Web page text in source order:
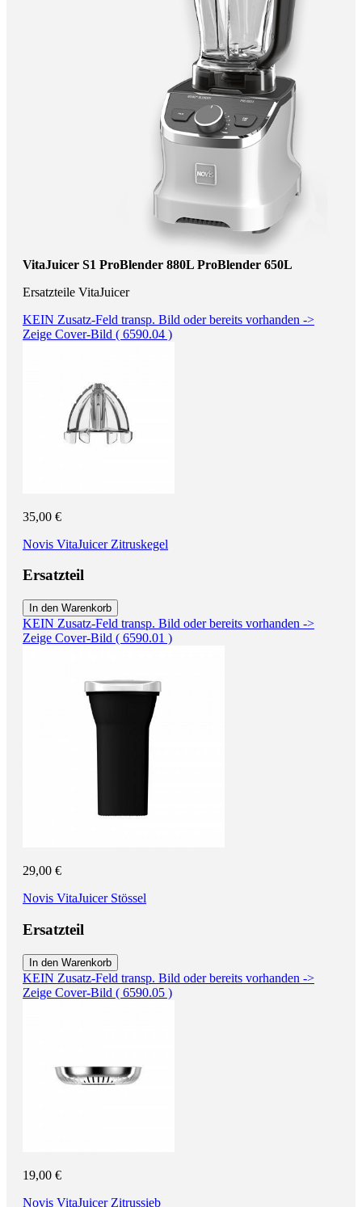
<
>
VitaJuicer S1 ProBlender 880L ProBlender 650L
Ersatzteile VitaJuicer
KEIN Zusatz-Feld transp. Bild oder bereits vorhanden ->
Zeige Cover-Bild ( 6590.04 )
35,00 €
Novis VitaJuicer Zitruskegel
Ersatzteil
In den Warenkorb
KEIN Zusatz-Feld transp. Bild oder bereits vorhanden ->
Zeige Cover-Bild ( 6590.01 )
29,00 €
Novis VitaJuicer Stössel
Ersatzteil
In den Warenkorb
KEIN Zusatz-Feld transp. Bild oder bereits vorhanden ->
Zeige Cover-Bild ( 6590.05 )
19,00 €
Novis VitaJuicer Zitrussieb